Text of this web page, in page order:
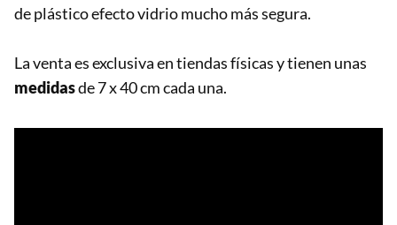
de plástico efecto vidrio mucho más segura.
La venta es exclusiva en tiendas físicas y tienen unas
medidasde 7 x 40 cm cada una.